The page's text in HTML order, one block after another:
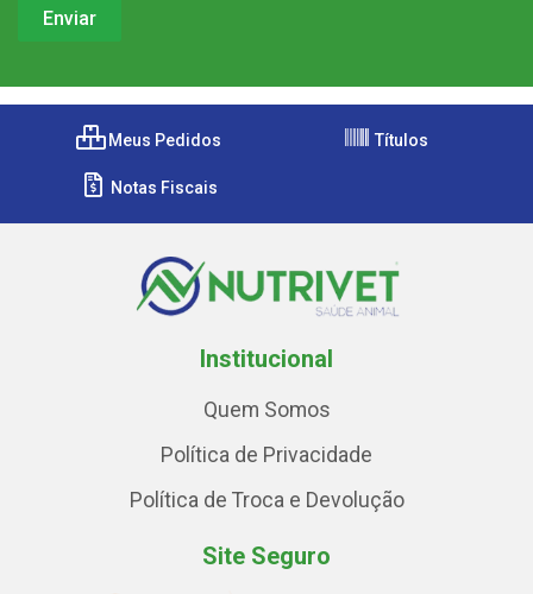
Meus Pedidos Títulos
Notas Fiscais
Institucional
Quem Somos
Política de Privacidade
Política de Troca e Devolução
Site Seguro